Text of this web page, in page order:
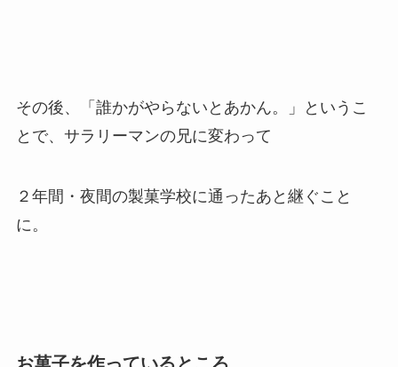
その後、「誰かがやらないとあかん。」というこ
とで、サラリーマンの兄に変わって
２年間・夜間の製菓学校に通ったあと継ぐこと
に。
お菓子を作っているところ